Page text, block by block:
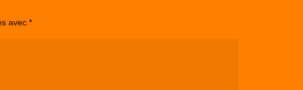
avec*